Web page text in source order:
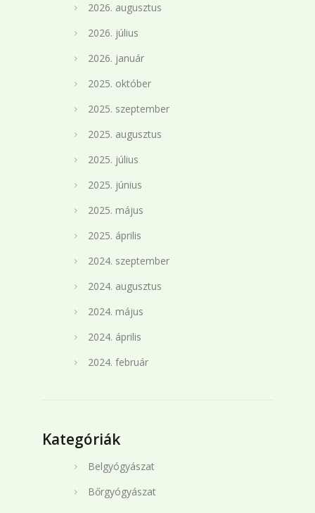
2026. augusztus
2026. július
2026. január
2025. október
2025. szeptember
2025. augusztus
2025. július
2025. június
2025. május
2025. április
2024. szeptember
2024. augusztus
2024. május
2024. április
2024. február
Kategóriák
Belgyógyászat
Bőrgyógyászat